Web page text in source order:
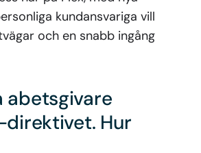
kundansvariga vill
och en snabb ingång
abetsgivare
direktivet. Hur